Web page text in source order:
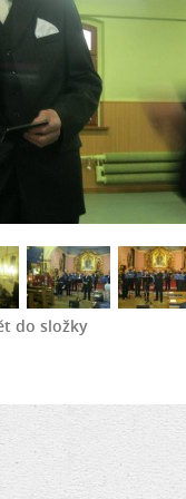
do složky